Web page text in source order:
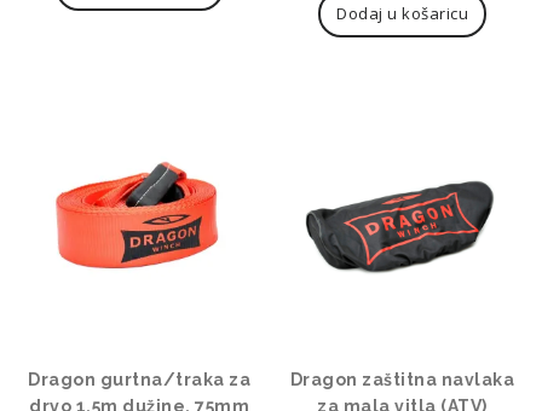
Dodaj u košaricu
Dragon gurtna/traka za
drvo 1,5m dužine, 75mm
Dragon zaštitna navlaka
za mala vitla (ATV)